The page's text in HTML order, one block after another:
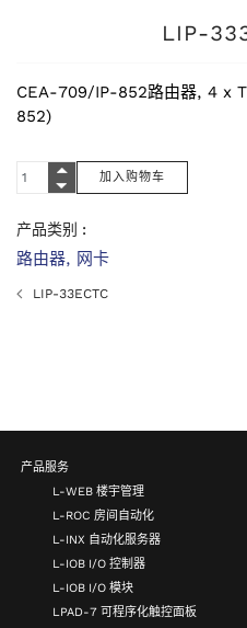
LIP-
CEA-709/IP-852路由器, 4 x
852)
产品类别 :
路由器, 网卡
LIP-33ECTC
产品服务
L-WEB 楼宇管理
L-ROC 房间自动化
L-INX 自动化服务器
L-IOB I/O 控制器
L-IOB I/O 模块
LPAD-7 可程序化触控面板